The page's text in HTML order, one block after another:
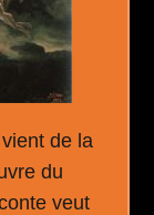
de la
du
veut